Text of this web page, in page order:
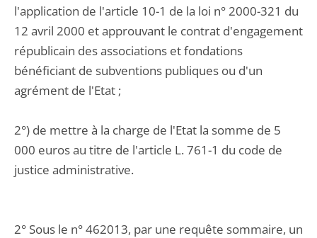
l'application de l'article 10-1 de la loi n° 2000-321 du
12 avril 2000 et approuvant le contrat d'engagement
républicain des associations et fondations
bénéficiant de subventions publiques ou d'un
agrément de l'Etat ;
2°) de mettre à la charge de l'Etat la somme de 5
000 euros au titre de l'article L. 761-1 du code de
justice administrative.
2° Sous le n° 462013, par une requête sommaire, un